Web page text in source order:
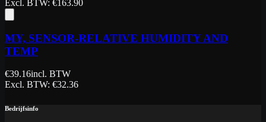
Excl. BTW: €163.90
MY, SENSOR-RELATIVE HUMIDITY AND
TEMP
€39.16incl. BTW
Excl. BTW: €32.36
Bedrijfsinfo